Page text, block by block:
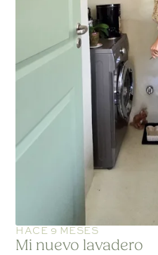
HACE 9 MESES
Mi nuevo lavadero